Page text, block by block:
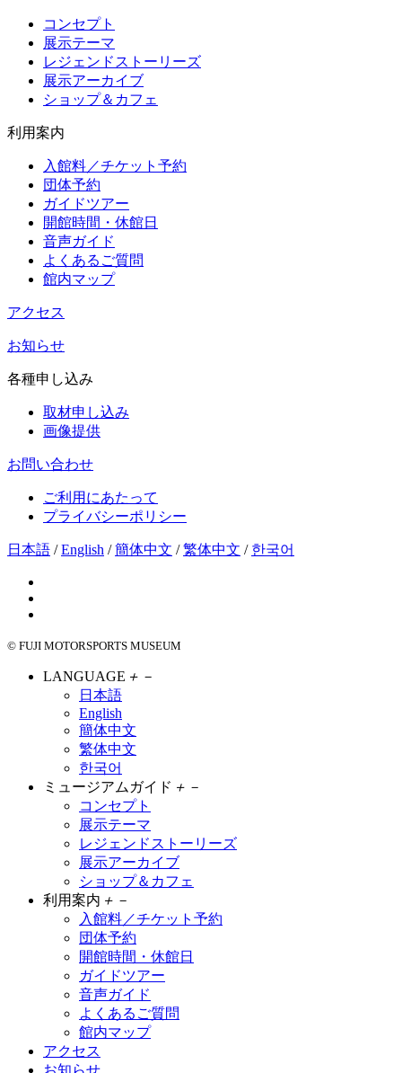
コンセプト
展示テーマ
レジェンドストーリーズ
展示アーカイブ
ショップ＆カフェ
利用案内
入館料／チケット予約
団体予約
ガイドツアー
開館時間・休館日
音声ガイド
よくあるご質問
館内マップ
アクセス
お知らせ
各種申し込み
取材申し込み
画像提供
お問い合わせ
ご利用にあたって
プライバシーポリシー
日本語 /English /簡体中文 /繁体中文 / 한국어
© FUJI MOTORSPORTS MUSEUM
LANGUAGE ＋ －
日本語
English
簡体中文
繁体中文
한국어
ミュージアムガイド ＋ －
コンセプト
展示テーマ
レジェンドストーリーズ
展示アーカイブ
ショップ＆カフェ
利用案内 ＋ －
入館料／チケット予約
団体予約
開館時間・休館日
ガイドツアー
音声ガイド
よくあるご質問
館内マップ
アクセス